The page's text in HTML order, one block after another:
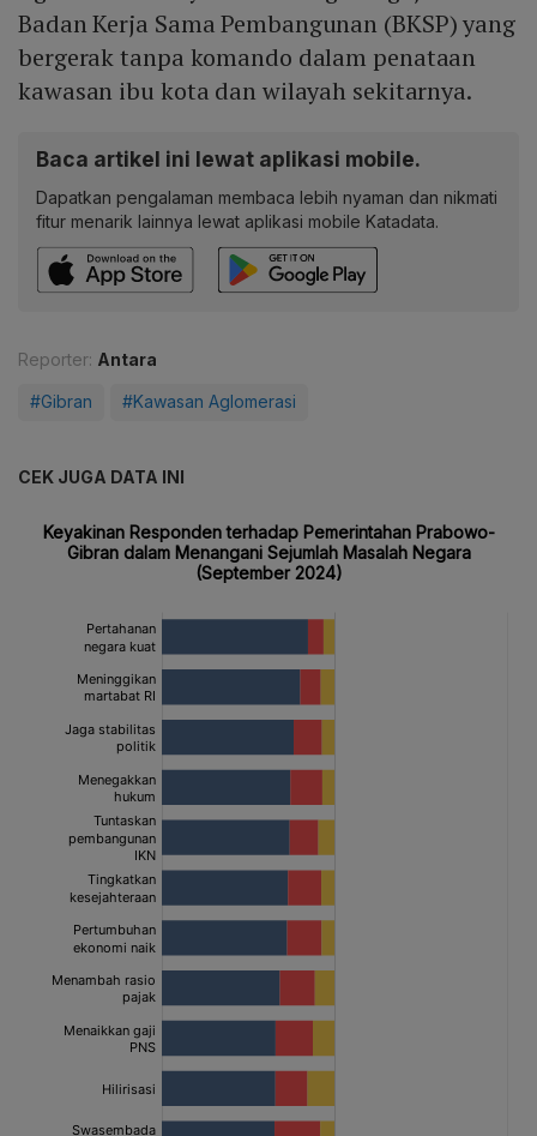
Badan Kerja Sama Pembangunan (BKSP) yang
bergerak tanpa komando dalam penataan
kawasan ibu kota dan wilayah sekitarnya.
Baca artikel ini lewat aplikasi mobile.
Dapatkan pengalaman membaca lebih nyaman dan nikmati
fitur menarik lainnya lewat aplikasi mobile Katadata.
Reporter: Antara
#Gibran #Kawasan Aglomerasi
CEK JUGA DATA INI